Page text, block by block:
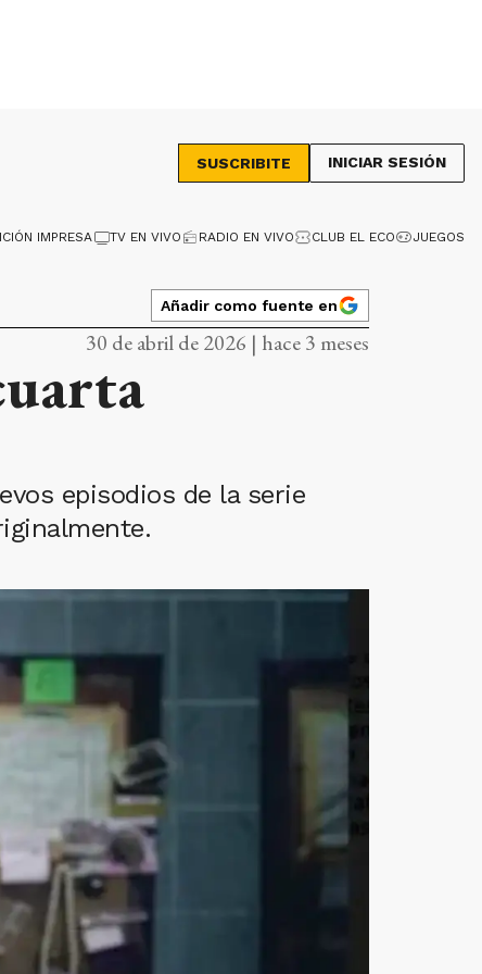
SUSCRIBITE INICIAR SESIÓN
IMPRESA TV EN VIVO RADIO EN VIVO CLUB EL ECO JUEGOS
Añadir como fuente en
30 de abril de 2026 | hace 3 meses
episodios de la serie